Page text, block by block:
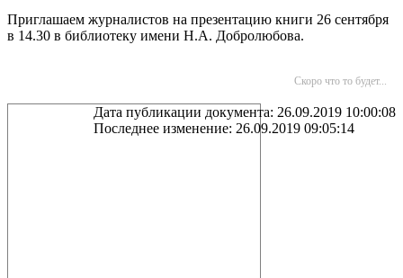
Приглашаем журналистов на презентацию книги 26 сентября
в 14.30 в библиотеку имени Н.А. Добролюбова.
Скоро что то будет...
Дата публикации документа: 26.09.2019 10:00:08
Последнее изменение: 26.09.2019 09:05:14